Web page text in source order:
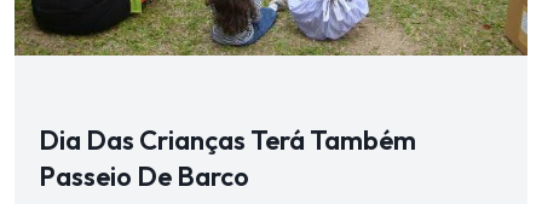
Dia Das Crianças Terá Também
Passeio De Barco